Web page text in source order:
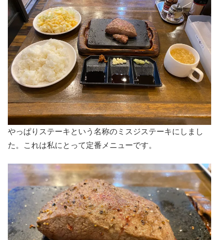
やっぱりステーキという名称のミスジステーキにしまし
た。これは私にとって定番メニューです。